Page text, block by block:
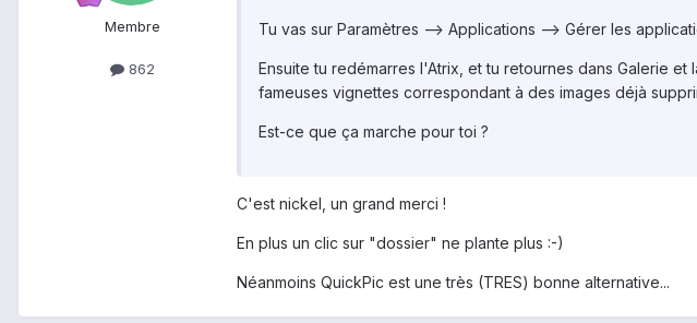
Membre
862
Tu vas sur Paramètres --> Applications --> Gérer les
Ensuite tu redémarres l'Atrix, et tu retournes dans Galerie
fameuses vignettes correspondant à des images déjà
Est-ce que ça marche pour toi ?
C'est nickel, un grand merci !
En plus un clic sur "dossier" ne plante plus :-)
Néanmoins QuickPic est une très (TRES) bonne alternative...